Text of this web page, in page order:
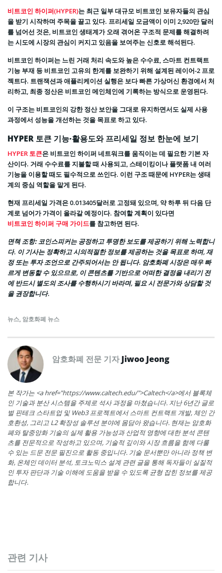
비트코인 하이퍼(HYPER)는 최근 일부 대규모 비트코인 보유자들의 관심
을 받기 시작하며 주목을 끌고 있다. 프리세일 모금액이 이미 2,920만 달러
를 넘어선 것은, 비트코인 생태계가 오래 겪어온 구조적 문제를 해결하려
는 시도에 시장의 관심이 커지고 있음을 보여주는 신호로 해석된다.
비트코인 하이퍼는 느린 거래 처리 속도와 높은 수수료, 스마트 컨트랙트
기능 부재 등 비트코인 고유의 한계를 보완하기 위해 설계된 레이어-2 프로
젝트다. 트랜잭션과 애플리케이션 실행은 보다 빠른 가상머신 환경에서 처
리하고, 최종 정산은 비트코인 메인체인에 기록하는 방식으로 운영된다.
이 구조는 비트코인의 강한 정산 보안을 그대로 유지하면서도 실제 사용
과정에서 성능을 개선하는 것을 목표로 하고 있다.
HYPER 토큰 기능·활용도와 프리세일 정보 한눈에 보기
HYPER 토큰은 비트코인 하이퍼 네트워크를 움직이는 데 필요한 기본 자
산이다. 거래 수수료를 지불할 때 사용되고, 스테이킹이나 플랫폼 내 여러
기능을 이용할 때도 필수적으로 쓰인다. 이런 구조 때문에 HYPER는 생태
계의 중심 역할을 맡게 된다.
현재 프리세일 가격은 0.013405달러로 고정돼 있으며, 약 하루 뒤 다음 단
계로 넘어가 가격이 올라갈 예정이다. 참여할 계획이 있다면
비트코인 하이퍼 구매 가이드를 참고하면 된다.
면책 조항:코인스피커는 공정하고 투명한 보도를 제공하기 위해 노력합니
다. 이 기사는 정확하고 시의적절한 정보를 제공하는 것을 목표로 하며, 재
정 또는 투자 조언으로 간주되어서는 안 됩니다. 암호화폐 시장은 매우 빠
르게 변동할 수 있으므로, 이 콘텐츠를 기반으로 어떠한 결정을 내리기 전
에 반드시 별도의 조사를 수행하시기 바라며, 필요 시 전문가와 상담할 것
을 권장합니다.
뉴스, 암호화폐 뉴스
암호화폐 전문 기자Jiwoo Jeong
본 작가는 <a href="https://www.caltech.edu/">Caltech</a>에서 블록체
인 기술과 분산 시스템을 주제로 석사 과정을 마쳤습니다. 지난 6년간 글로
벌 핀테크 스타트업 및 Web3 프로젝트에서 스마트 컨트랙트 개발, 체인 간
호환성, 그리고 L2 확장성 솔루션 분야에 몸담아 왔습니다. 현재는 암호화
폐와 탈중앙화 기술의 실제 활용 가능성과 산업적 영향에 대한 분석 콘텐
츠를 전문적으로 작성하고 있으며, 기술적 깊이와 시장 흐름을 함께 다룰
수 있는 드문 전문 필진으로 활동 중입니다. 기술 문서뿐만 아니라 정책 변
화, 온체인 데이터 분석, 토크노믹스 설계 관련 글을 통해 독자들이 실질적
인 투자 판단과 기술 이해에 도움을 받을 수 있도록 균형 잡힌 정보를 제공
합니다.
관련 기사